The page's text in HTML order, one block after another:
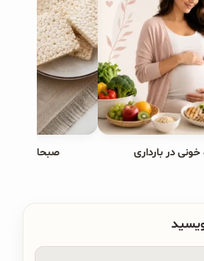
خونی در بارداری صبحانه های